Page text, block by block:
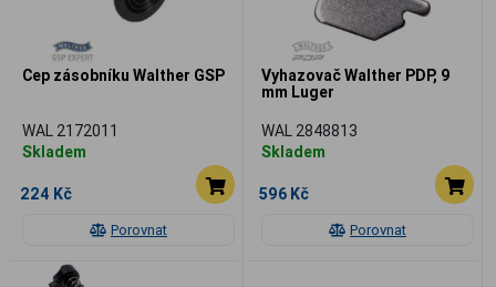
Porovnat
Cep zásobníku Walther GSP
WAL 2172011
Skladem
224 Kč
Porovnat
Vyhazovač Walther PDP, 9
mm Luger
WAL 2848813
Skladem
596 Kč